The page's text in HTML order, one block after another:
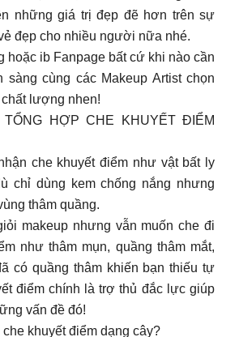
HỢP CHE KHUYẾT ĐIỂM
che khuyết điểm như vật bất ly
chỉ dùng kem chống nắng nhưng
thâm quầng.
makeup nhưng vẫn muốn che đi
như thâm mụn, quầng thâm mắt,
có quầng thâm khiến bạn thiếu tự
điểm chính là trợ thủ đắc lực giúp
vấn đề đó!
khuyết điểm dạng cây?
mang theo bên mình, sử dụng mọi
kế dạng thỏi nhỏ gọn, dễ dàng tán
đi hiệu quả các khuyết điểm như